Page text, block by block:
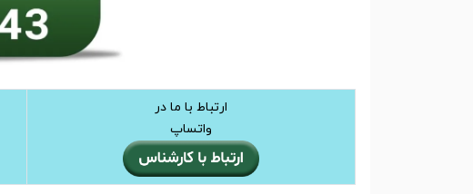
ارتباط با ما در
واتساپ